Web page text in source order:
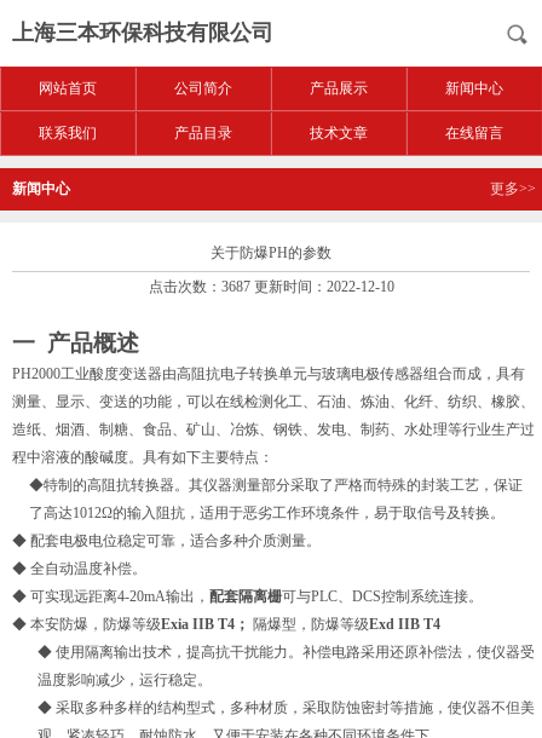
上海三本环保科技有限公司
网站首页 公司简介 产品展示 新闻中心
联系我们 产品目录 技术文章 在线留言
新闻中心 更多>>
关于防爆PH的参数
点击次数：3687 更新时间：2022-12-10
一 产品概述
PH2000工业酸度变送器由高阻抗电子转换单元与玻璃电极传感器组合而成，具有
测量、显示、变送的功能，可以在线检测化工、石油、炼油、化纤、纺织、橡胶、
造纸、烟酒、制糖、食品、矿山、冶炼、钢铁、发电、制药、水处理等行业生产过
程中溶液的酸碱度。具有如下主要特点：
◆特制的高阻抗转换器。其仪器测量部分采取了严格而特殊的封装工艺，保证
了高达1012Ω的输入阻抗，适用于恶劣工作环境条件，易于取信号及转换。
◆ 配套电极电位稳定可靠，适合多种介质测量。
◆ 全自动温度补偿。
◆ 可实现远距离4-20mA输出， 配套隔离栅可与PLC、DCS控制系统连接。
◆ 本安防爆，防爆等级Exia IIB T4； 隔爆型，防爆等级Exd IIB T4
◆ 使用隔离输出技术，提高抗干扰能力。补偿电路采用还原补偿法，使仪器受
温度影响减少，运行稳定。
◆ 采取多种多样的结构型式，多种材质，采取防蚀密封等措施，使仪器不但美